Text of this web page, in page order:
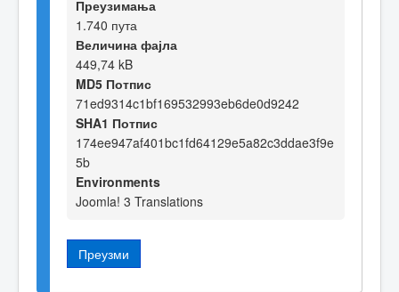
Преузимања
1.740 пута
Величина фајла
449,74 kB
MD5 Потпис
71ed9314c1bf169532993eb6de0d9242
SHA1 Потпис
174ee947af401bc1fd64129e5a82c3ddae3f9e
5b
Environments
Joomla! 3 Translations
Преузми